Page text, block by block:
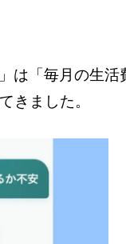
は「毎月の生活
きました。